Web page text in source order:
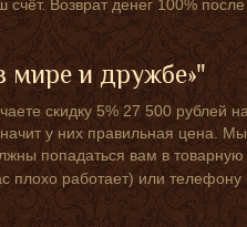
Возврат денег 100%
мире и дружбе»"
скидку 5% 27 500 рублей
у них правильная цена.
попадаться вам в товарную
плохо работает) или